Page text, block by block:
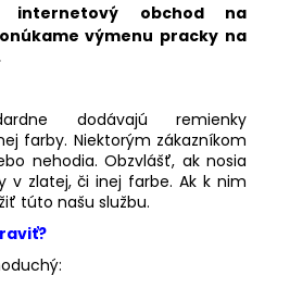
internetový obchod na
výmenu pracky na
dodávajú remienky
farby. Niektorým zákazníkom
nehodia. Obzvlášť, ak nosia
v zlatej, či inej farbe. Ak k nim
túto našu službu.